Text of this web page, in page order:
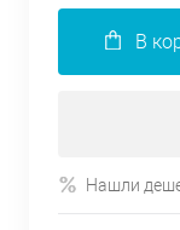
В
Нашли